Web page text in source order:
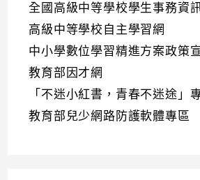
全國高級中等學校學生事務資
高級中等學校自主學習網
中小學數位學習精進方案政策
教育部因才網
「不迷小紅書，青春不迷途」
教育部兒少網路防護軟體專區